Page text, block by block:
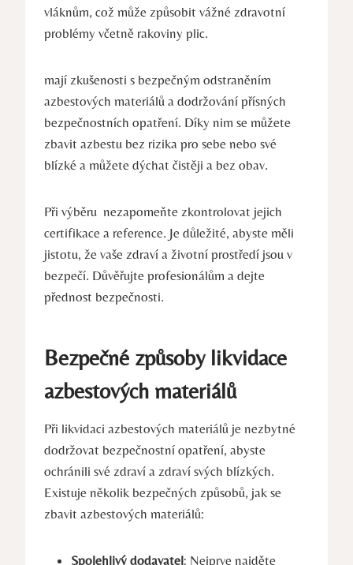
vláknům, což ⁢může způsobit ⁢vážné zdravotní​
problémy včetně rakoviny ⁤plic.
mají zkušenosti s bezpečným odstraněním
azbestových materiálů a dodržování ​přísných
bezpečnostních opatření. Díky nim‌ se můžete​
zbavit azbestu bez rizika pro sebe nebo své
blízké a můžete dýchat čistěji⁤ a ⁤bez obav.
Při výběru ⁤ nezapomeňte zkontrolovat jejich
certifikace a‍ reference. Je důležité, abyste měli
jistotu, že vaše zdraví a​ životní prostředí jsou v
bezpečí. Důvěřujte profesionálům a dejte
přednost bezpečnosti.
Bezpečné způsoby likvidace⁣
azbestových​ materiálů
Při‌ likvidaci azbestových materiálů ​je nezbytné
dodržovat‌ bezpečnostní opatření, abyste
ochránili ⁣své zdraví a zdraví ⁤svých blízkých.
Existuje několik ‌bezpečných způsobů, jak se
zbavit azbestových materiálů:
Spolehlivý dodavatel:⁣ Nejprve najděte